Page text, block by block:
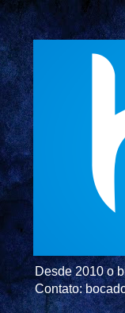
Desde 2010 o
Contato: